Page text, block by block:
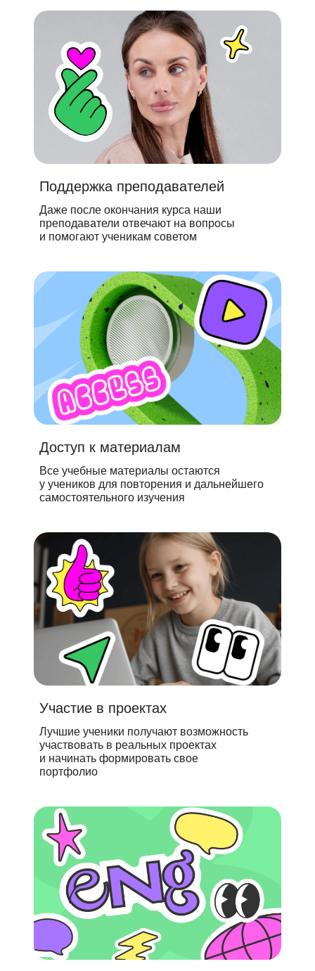
Поддержка преподавателей
Даже после окончания курса наши
преподаватели отвечают на вопросы
и помогают ученикам советом
Доступ к материалам
Все учебные материалы остаются
у учеников для повторения и дальнейшего
самостоятельного изучения
Участие в проектах
Лучшие ученики получают возможность
участвовать в реальных проектах
и начинать формировать свое
портфолио